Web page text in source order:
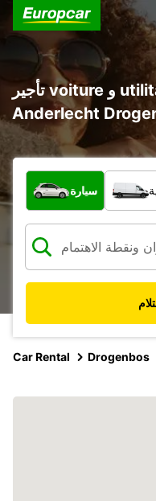
تأجير voiture و utilitaire في Brussels
Anderlecht
ما نوع المركبة؟
سيارة
Car Rental Drogenbos